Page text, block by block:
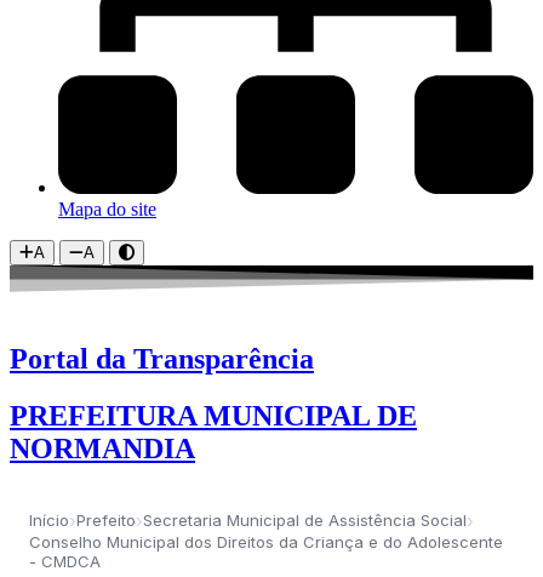
Mapa do site
A A
Portal da Transparência
PREFEITURA MUNICIPAL DE
NORMANDIA
Início›Prefeito›Secretaria Municipal de Assistência Social›
Conselho Municipal dos Direitos da Criança e do Adolescente
- CMDCA